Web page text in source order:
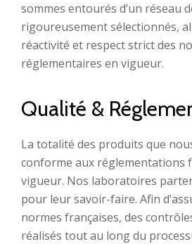
sommes entourés d’un réseau
rigoureusement sélectionnés,
réactivité et respect strict des
réglementaires en vigueur.
Qualité &
La totalité des produits que
conforme aux réglementations
vigueur. Nos laboratoires
pour leur savoir-faire. Afin
normes françaises, des
réalisés tout au long du